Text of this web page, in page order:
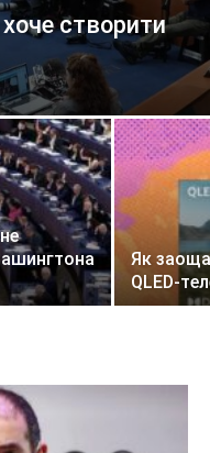
створити
Як
QLED-